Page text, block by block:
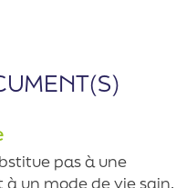
pas à une
un mode de vie sain.